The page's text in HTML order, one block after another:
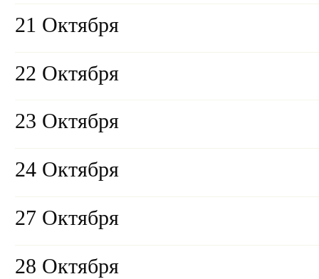
21 Октября
22 Октября
23 Октября
24 Октября
27 Октября
28 Октября